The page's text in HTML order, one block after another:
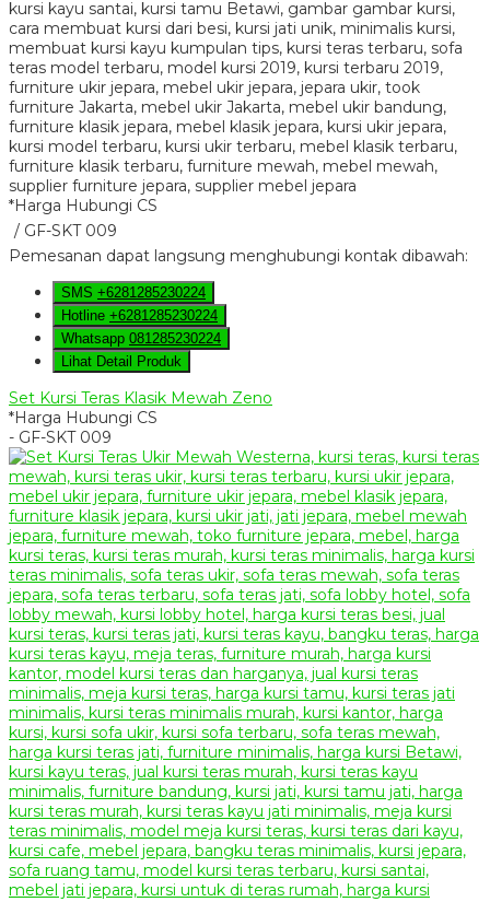
*Harga Hubungi CS
/ GF-SKT 009
Pemesanan dapat langsung menghubungi kontak dibawah:
SMS +6281285230224
Hotline +6281285230224
Whatsapp 081285230224
Lihat Detail Produk
Set Kursi Teras Klasik Mewah Zeno
*Harga Hubungi CS
- GF-SKT 009